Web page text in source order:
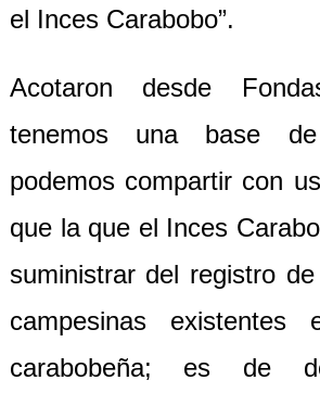
el Inces Carabobo”.
Acotaron desde
tenemos una base
podemos compartir con
que la que el Inces
suministrar del registro
campesinas
carabobeña; es de